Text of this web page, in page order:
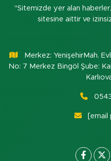
"Sitemizde yer alan
sitesine aittir ve izinsiz
Merkez: YenişehirMah.
No: 7 Merkez Bingöl Şube: